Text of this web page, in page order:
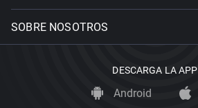
SOBRE NOSOTROS
DESCARGA LA APP
Android